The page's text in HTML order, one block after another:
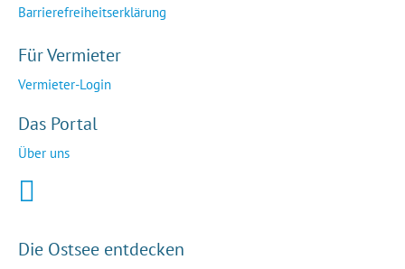
Barrierefreiheitserklärung
Für Vermieter
Vermieter-Login
Das Portal
Über uns
Die Ostsee entdecken